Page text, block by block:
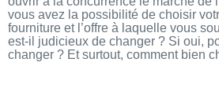
vous avez la possibilité de choisir
fourniture et l’offre à laquelle vous
est-il judicieux de changer ? Si oui,
changer ? Et surtout, comment bien